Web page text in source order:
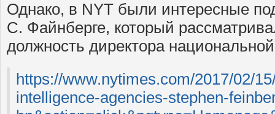
Однако, в NYT были интересные
С. Файнберге, который
должность директора
https://www.nytimes.com/2017/02/
intelligence-agencies-stephen-